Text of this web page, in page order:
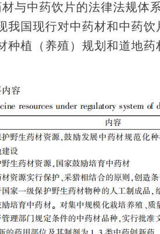
与中药饮片的法律法规体
国现行对中药材和中药
植（养殖）规划和道地